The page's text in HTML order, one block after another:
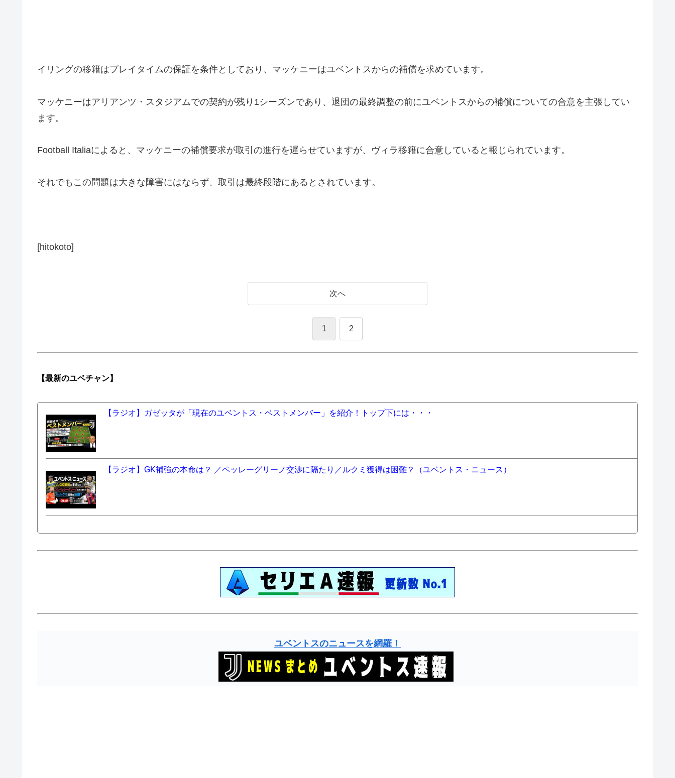
イリングの移籍はプレイタイムの保証を条件としており、マッケニーはユベントスからの補償を求めています。
マッケニーはアリアンツ・スタジアムでの契約が残り1シーズンであり、退団の最終調整の前にユベントスからの補償についての合意を主張してい
ます。
Football Italiaによると、マッケニーの補償要求が取引の進行を遅らせていますが、ヴィラ移籍に合意していると報じられています。
それでもこの問題は大きな障害にはならず、取引は最終段階にあるとされています。
[hitokoto]
次へ
1 2
【最新のユベチャン】
【ラジオ】ガゼッタが「現在のユベントス・ベストメンバー」を紹介！トップ下には・・・
【ラジオ】GK補強の本命は？ ／ペッレーグリーノ交渉に隔たり／ルクミ獲得は困難？（ユベントス・ニュース）
ユベントスのニュースを網羅！